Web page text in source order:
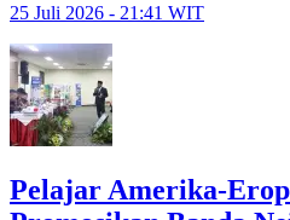
25 Juli 2026 - 21:41 WIT
Pelajar Amerika-